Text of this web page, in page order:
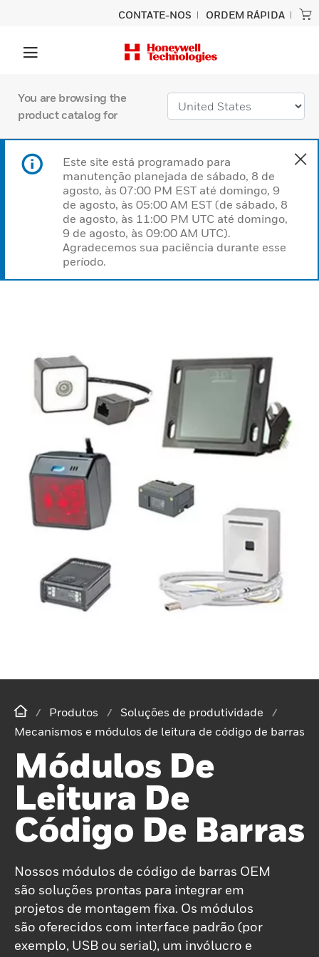
CONTATE-NOS ORDEM RÁPIDA
You are browsing the
product catalog for
Este site está programado para
manutenção planejada de sábado, 8 de
agosto, às 07:00 PM EST até domingo, 9
de agosto, às 05:00 AM EST (de sábado, 8
de agosto, às 11:00 PM UTC até domingo,
9 de agosto, às 09:00 AM UTC).
Agradecemos sua paciência durante esse
período.
Produtos
Soluções de produtividade
Mecanismos e módulos de leitura de código de barras
Módulos De
Leitura De
Código De Barras
Nossos módulos de código de barras OEM
são soluções prontas para integrar em
projetos de montagem fixa. Os módulos
são oferecidos com interface padrão (por
exemplo, USB ou serial), um invólucro e